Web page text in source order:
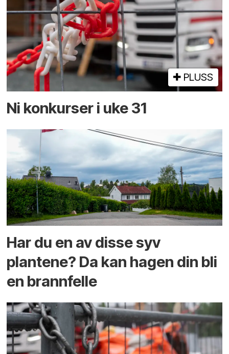
PLUSS
Ni konkurser i uke 31
Har du en av disse syv
plantene? Da kan hagen din bli
en brannfelle